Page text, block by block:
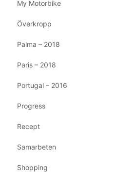
My Motorbike
Överkropp
Palma – 2018
Paris – 2018
Portugal – 2016
Progress
Recept
Samarbeten
Shopping